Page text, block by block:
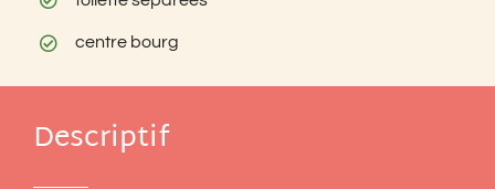
centre bourg
Descriptif